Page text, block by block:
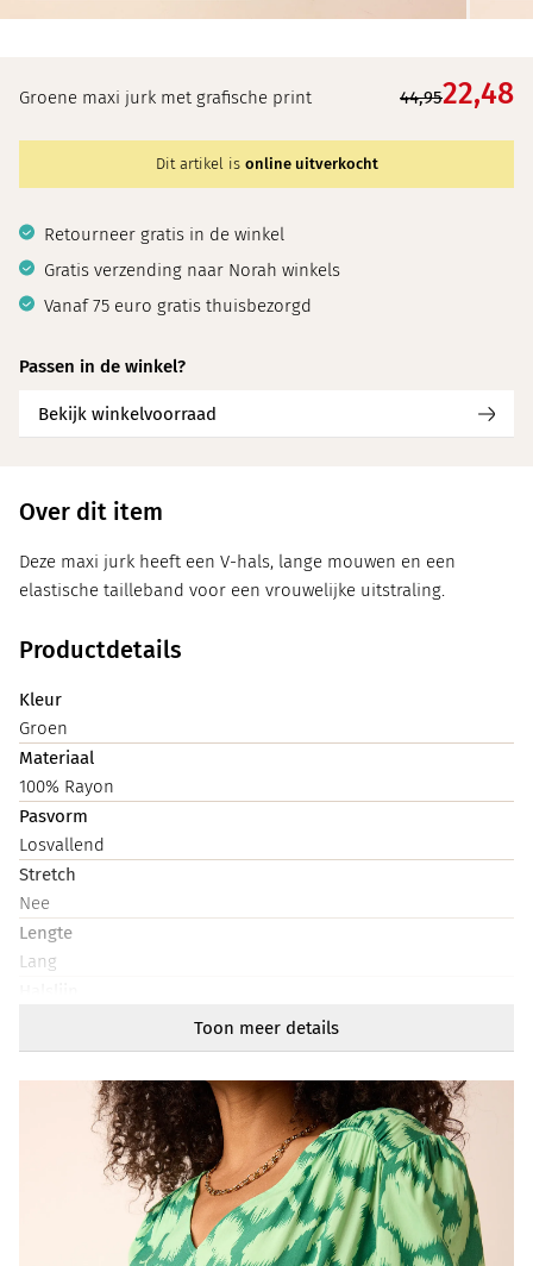
Groene maxi jurk met grafische print 44,9522,48
Dit artikel is online uitverkocht
Retourneer gratis in de winkel
Gratis verzending naar Norah winkels
Vanaf 75 euro gratis thuisbezorgd
Passen in de winkel?
Bekijk winkelvoorraad
Over dit item
Deze maxi jurk heeft een V-hals, lange mouwen en een
elastische tailleband voor een vrouwelijke uitstraling.
Productdetails
Kleur
Groen
Materiaal
100% Rayon
Pasvorm
Losvallend
Stretch
Nee
Lengte
Lang
Mouwlengte
Lang
Artikelnummer
214542-520
Toon meer details